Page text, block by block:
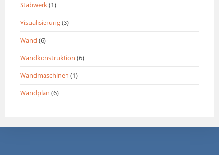
Stabwerk(1)
Visualisierung(3)
Wand (6)
Wandkonstruktion (6)
Wandmaschinen (1)
Wandplan (6)